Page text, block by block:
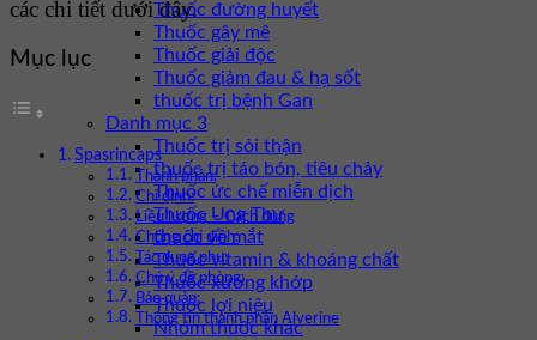
Thuốc đường huyết
Thuốc gây mê
Thuốc giải độc
Thuốc giảm đau & hạ sốt
thuốc trị bệnh Gan
Danh mục 3
Thuốc trị sỏi thận
thuốc trị táo bón, tiêu chảy
Thuốc ức chế miễn dịch
Thuốc Ung Thư
thuốc về mắt
Thuốc vitamin & khoáng chất
Thuốc xương khớp
Thuốc lợi niệu
Nhóm thuốc khác
các chi tiết dưới đây.
Mục lục
Spasrincaps
Thành phần:
Chỉ định:
Liều lượng – Cách dùng
Chống chỉ định:
Tác dụng phụ:
Chú ý đề phòng:
Bảo quản:
Thông tin thành phần Alverine